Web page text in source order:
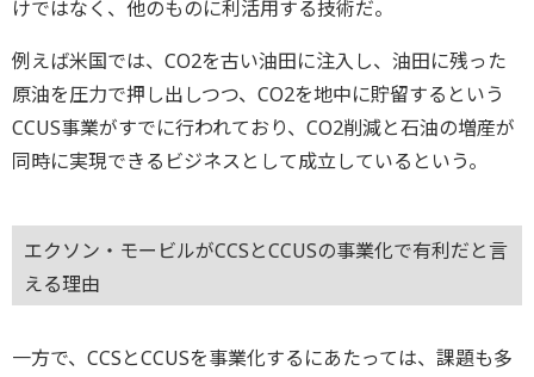
けではなく、他のものに利活用する技術だ。
例えば米国では、CO2を古い油田に注入し、油田に残った
原油を圧力で押し出しつつ、CO2を地中に貯留するという
CCUS事業がすでに行われており、CO2削減と石油の増産が
同時に実現できるビジネスとして成立しているという。
エクソン・モービルがCCSとCCUSの事業化で有利だと言
える理由
一方で、CCSとCCUSを事業化するにあたっては、課題も多